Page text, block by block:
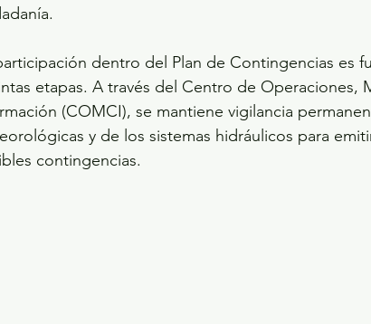
dentro del Plan de Contingencias es
etapas. A través del Centro de Operaciones,
(COMCI), se mantiene vigilancia
y de los sistemas hidráulicos para
contingencias.